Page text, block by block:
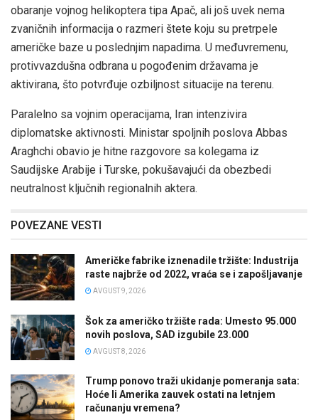
obaranje vojnog helikoptera tipa Apač, ali još uvek nema
zvaničnih informacija o razmeri štete koju su pretrpele
američke baze u poslednjim napadima. U međuvremenu,
protivvazdušna odbrana u pogođenim državama je
aktivirana, što potvrđuje ozbiljnost situacije na terenu.
Paralelno sa vojnim operacijama, Iran intenzivira
diplomatske aktivnosti. Ministar spoljnih poslova Abbas
Araghchi obavio je hitne razgovore sa kolegama iz
Saudijske Arabije i Turske, pokušavajući da obezbedi
neutralnost ključnih regionalnih aktera.
POVEZANE VESTI
Američke fabrike iznenadile tržište: Industrija
raste najbrže od 2022, vraća se i zapošljavanje
AVGUST 9, 2026
Šok za američko tržište rada: Umesto 95.000
novih poslova, SAD izgubile 23.000
AVGUST 8, 2026
Trump ponovo traži ukidanje pomeranja sata:
Hoće li Amerika zauvek ostati na letnjem
računanju vremena?